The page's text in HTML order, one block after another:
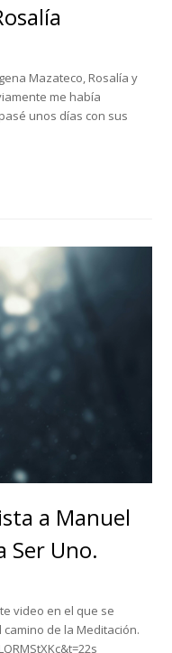
Mazateco, Rosalía y
me había
unos días con sus
a Manuel
Ser Uno.
video en el que se
de la Meditación.